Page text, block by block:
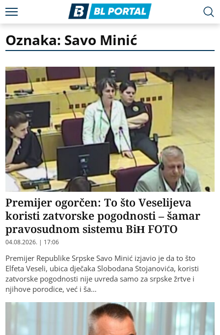
Oznaka: Savo Minić
Premijer ogorčen: To što Veselijeva
koristi zatvorske pogodnosti – šamar
pravosudnom sistemu BiH FOTO
04.08.2026. | 17:06
Premijer Republike Srpske Savo Minić izjavio je da to što
Elfeta Veseli, ubica dječaka Slobodana Stojanovića, koristi
zatvorske pogodnosti nije uvreda samo za srpske žrtve i
njihove porodice, već i ša…